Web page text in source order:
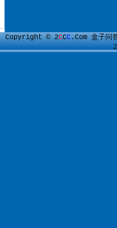
Copyright © 2CCC.Com盒子问